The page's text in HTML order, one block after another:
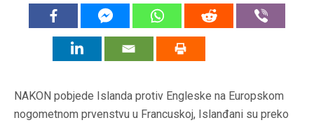
NAKON pobjede Islanda protiv Engleske na Europskom
nogometnom prvenstvu u Francuskoj, Islanđani su preko